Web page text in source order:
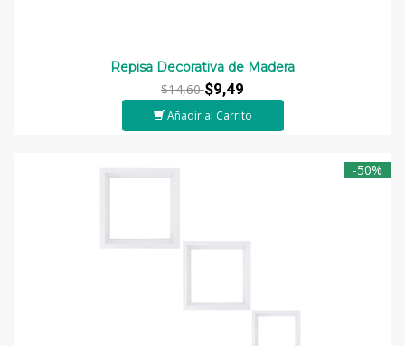
Repisa Decorativa de Madera
$14,60$9,49
Añadir al Carrito
-50%